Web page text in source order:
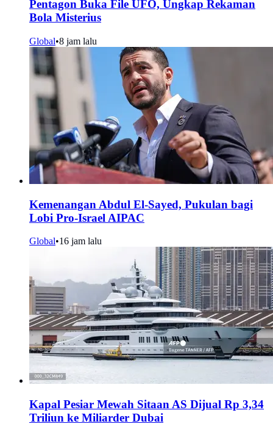
Pentagon Buka File UFO, Ungkap Rekaman
Bola Misterius
Global•8 jam lalu
Kemenangan Abdul El-Sayed, Pukulan bagi
Lobi Pro-Israel AIPAC
Global•16 jam lalu
Kapal Pesiar Mewah Sitaan AS Dijual Rp 3,34
Triliun ke Miliarder Dubai